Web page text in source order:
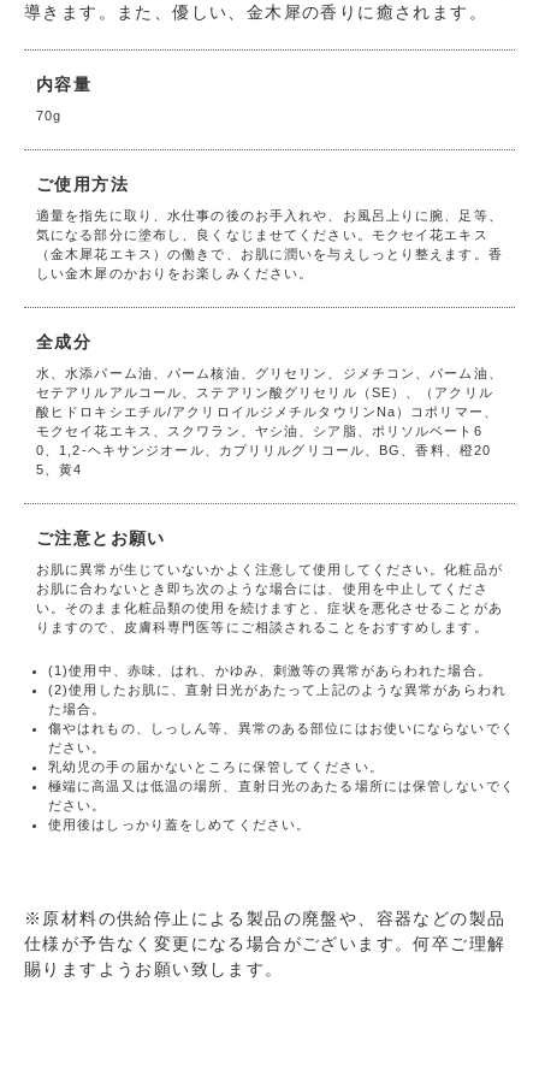
導きます。また、優しい、金木犀の香りに癒されます。
内容量
70g
ご使用方法
適量を指先に取り、水仕事の後のお手入れや、お風呂上りに腕、足等、
気になる部分に塗布し、良くなじませてください。モクセイ花エキス
（金木犀花エキス）の働きで、お肌に潤いを与えしっとり整えます。香
しい金木犀のかおりをお楽しみください。
全成分
水、水添パーム油、パーム核油、グリセリン、ジメチコン、パーム油、
セテアリルアルコール、ステアリン酸グリセリル（SE）、（アクリル
酸ヒドロキシエチル/アクリロイルジメチルタウリンNa）コポリマー、
モクセイ花エキス、スクワラン、ヤシ油、シア脂、ポリソルベート6
0、1,2-ヘキサンジオール、カプリリルグリコール、BG、香料、橙20
5、黄4
ご注意とお願い
お肌に異常が生じていないかよく注意して使用してください。化粧品が
お肌に合わないとき即ち次のような場合には、使用を中止してくださ
い。そのまま化粧品類の使用を続けますと、症状を悪化させることがあ
りますので、皮膚科専門医等にご相談されることをおすすめします。
(1)使用中、赤味、はれ、かゆみ、刺激等の異常があらわれた場合。
(2)使用したお肌に、直射日光があたって上記のような異常があらわれ
た場合。
傷やはれもの、しっしん等、異常のある部位にはお使いにならないでく
ださい。
乳幼児の手の届かないところに保管してください。
極端に高温又は低温の場所、直射日光のあたる場所には保管しないでく
ださい。
使用後はしっかり蓋をしめてください。
※原材料の供給停止による製品の廃盤や、容器などの製品
仕様が予告なく変更になる場合がございます。何卒ご理解
賜りますようお願い致します。